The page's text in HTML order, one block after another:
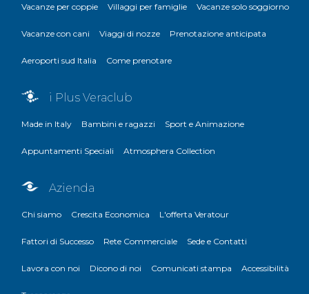
Vacanze per coppie Villaggi per famiglie Vacanze solo soggiorno
Vacanze con cani Viaggi di nozze Prenotazione anticipata
Aeroporti sud Italia Come prenotare
i Plus Veraclub
Made in Italy Bambini e ragazzi Sport e Animazione
Appuntamenti Speciali Atmosphera Collection
Azienda
Chi siamo Crescita Economica L'offerta Veratour
Fattori di Successo Rete Commerciale Sede e Contatti
Lavora con noi Dicono di noi Comunicati stampa Accessibilità